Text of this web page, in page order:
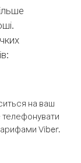
на ваш
телефонувати
Viber.